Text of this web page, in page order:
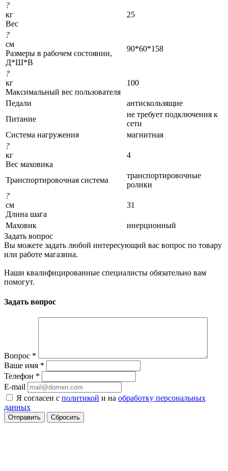
?
кг
Вес
25
?
см
Размеры в рабочем состоянии,
Д*Ш*В
90*60*158
?
кг
Максимальный вес пользователя
100
Педали
антискользящие
Питание
не требует подключения к
сети
Система нагружения
магнитная
?
кг
Вес маховика
4
Транспортировочная система
транспортировочные
ролики
?
см
Длина шага
31
Маховик
инерционный
Задать вопрос
Вы можете задать любой интересующий вас вопрос по товару
или работе магазина.
Наши квалифицированные специалисты обязательно вам
помогут.
Задать вопрос
Вопрос *
Ваше имя *
Телефон *
E-mail
Я согласен с политикой и на обработку персональных
данных
Сбросить